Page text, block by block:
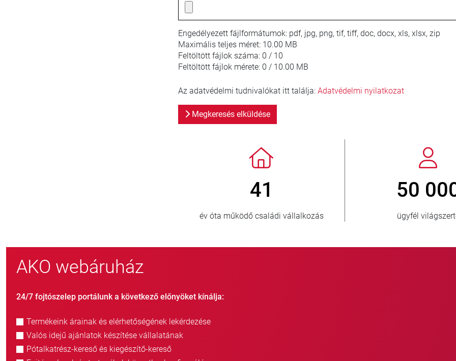
Engedélyezett fájlformátumok: pdf, jpg, png, tif, tiff, doc, docx, xls, xlsx, zip
Maximális teljes méret: 10.00 MB
Feltöltött fájlok száma: 0 / 10
Feltöltött fájlok mérete: 0 / 10.00 MB
Az adatvédelmi tudnivalókat itt találja: Adatvédelmi nyilatkozat
Megkeresés elküldése
> 3 500 000
eladott egység
AKO webáruház
24/7 fojtószelep portálunk a következő előnyöket kínálja:
Termékeink árainak és elérhetőségének lekérdezése
Valós idejű ajánlatok készítése vállalatának
Pótalkatrész-kereső és kiegészítő-kereső